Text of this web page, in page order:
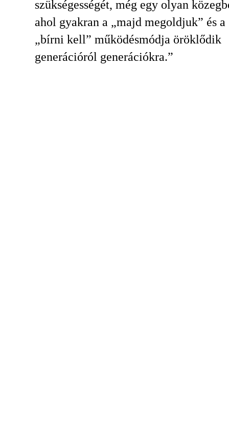
szükségességét, még egy olyan
ahol gyakran a „majd megoldjuk” és a
„bírni kell” működésmódja öröklődik
generációról generációkra.”